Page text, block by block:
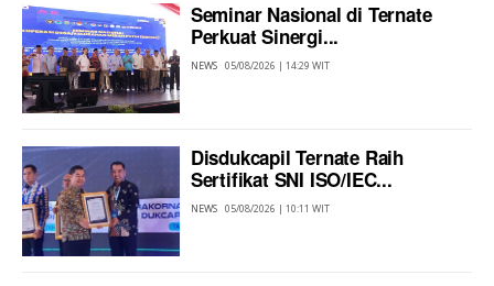
Seminar Nasional di Ternate
Perkuat Sinergi...
NEWS 05/08/2026 | 14:29 WIT
Disdukcapil Ternate Raih
Sertifikat SNI ISO/IEC...
NEWS 05/08/2026 | 10:11 WIT